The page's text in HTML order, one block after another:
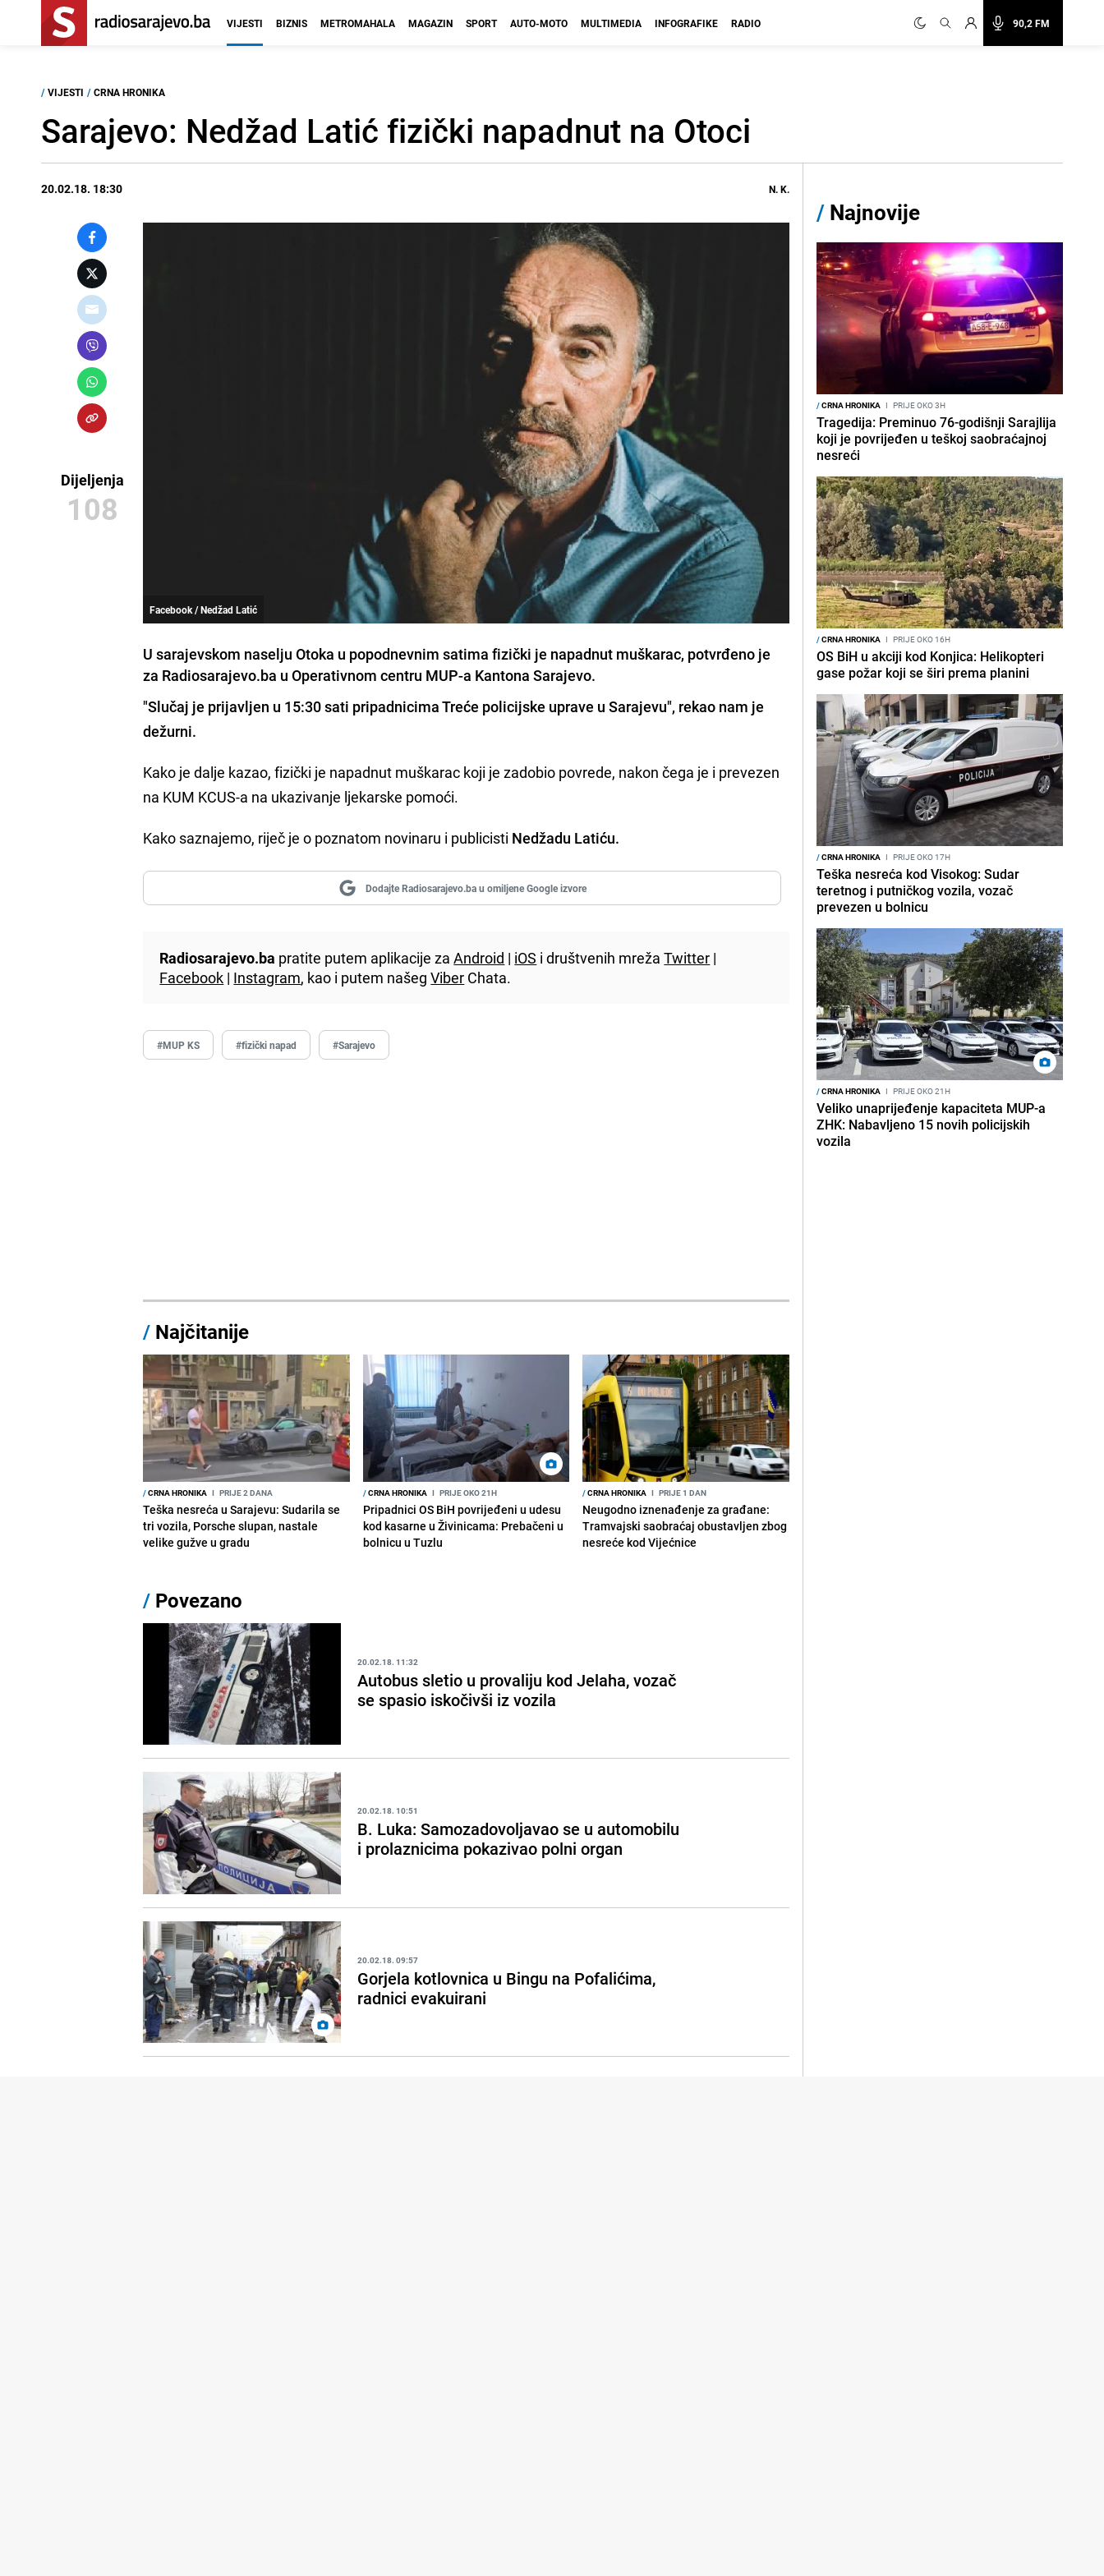
90,2 FM
VIJESTI BIZNIS METROMAHALA MAGAZIN SPORT AUTO-MOTO MULTIMEDIA INFOGRAFIKE RADIO
/ VIJESTI / CRNA HRONIKA
Sarajevo: Nedžad Latić fizički napadnut na Otoci
20.02.18. 18:30 N. K.
Dijeljenja
108
Facebook / Nedžad Latić
U sarajevskom naselju Otoka u popodnevnim satima fizički je napadnut muškarac, potvrđeno je
za Radiosarajevo.ba u Operativnom centru MUP-a Kantona Sarajevo.
"Slučaj je prijavljen u 15:30 sati pripadnicima Treće policijske uprave u Sarajevu", rekao nam je
dežurni.
Kako je dalje kazao, fizički je napadnut muškarac koji je zadobio povrede, nakon čega je i prevezen
na KUM KCUS-a na ukazivanje ljekarske pomoći.
Kako saznajemo, riječ je o poznatom novinaru i publicisti Nedžadu Latiću.
Dodajte Radiosarajevo.ba u omiljene Google izvore
Radiosarajevo.ba pratite putem aplikacije zaAndroid | iOS i društvenih mrežaTwitter |
Facebook | Instagram, kao i putem našegViber Chata.
#MUP KS #fizički napad #Sarajevo
/ Najčitanije
/CRNA HRONIKA I PRIJE 2 DANA
Teška nesreća u Sarajevu: Sudarila se
tri vozila, Porsche slupan, nastale
velike gužve u gradu
/CRNA HRONIKA I PRIJE OKO 21H
Pripadnici OS BiH povrijeđeni u udesu
kod kasarne u Živinicama: Prebačeni u
bolnicu u Tuzlu
/CRNA HRONIKA I PRIJE 1 DAN
Neugodno iznenađenje za građane:
Tramvajski saobraćaj obustavljen zbog
nesreće kod Vijećnice
/ Povezano
20.02.18. 11:32
Autobus sletio u provaliju kod Jelaha, vozač
se spasio iskočivši iz vozila
20.02.18. 10:51
B. Luka: Samozadovoljavao se u automobilu
i prolaznicima pokazivao polni organ
20.02.18. 09:57
Gorjela kotlovnica u Bingu na Pofalićima,
radnici evakuirani
/ Najnovije
/CRNA HRONIKA I PRIJE OKO 3H
Tragedija: Preminuo 76-godišnji Sarajlija
koji je povrijeđen u teškoj saobraćajnoj
nesreći
/CRNA HRONIKA I PRIJE OKO 16H
OS BiH u akciji kod Konjica: Helikopteri
gase požar koji se širi prema planini
/CRNA HRONIKA I PRIJE OKO 17H
Teška nesreća kod Visokog: Sudar
teretnog i putničkog vozila, vozač
prevezen u bolnicu
/CRNA HRONIKA I PRIJE OKO 21H
Veliko unaprijeđenje kapaciteta MUP-a
ZHK: Nabavljeno 15 novih policijskih
vozila